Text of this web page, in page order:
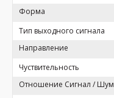
Форма
Тип выходного сигнала
Направление
Чуствительность
Отношение Сигнал / Шум